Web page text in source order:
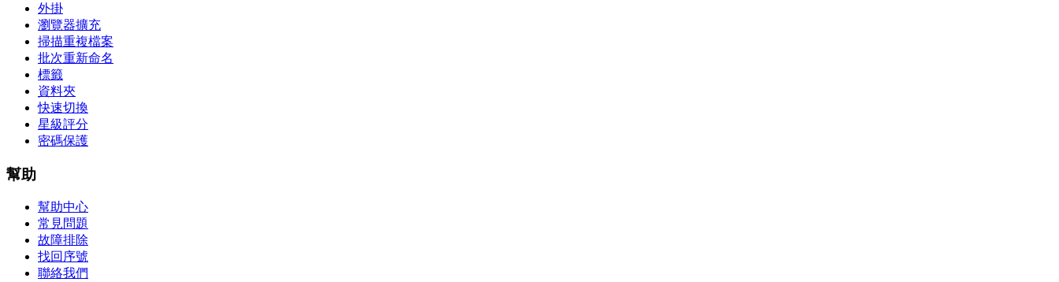
外掛
瀏覽器擴充
掃描重複檔案
批次重新命名
標籤
資料夾
快速切換
星級評分
密碼保護
幫助
幫助中心
常見問題
故障排除
找回序號
聯絡我們